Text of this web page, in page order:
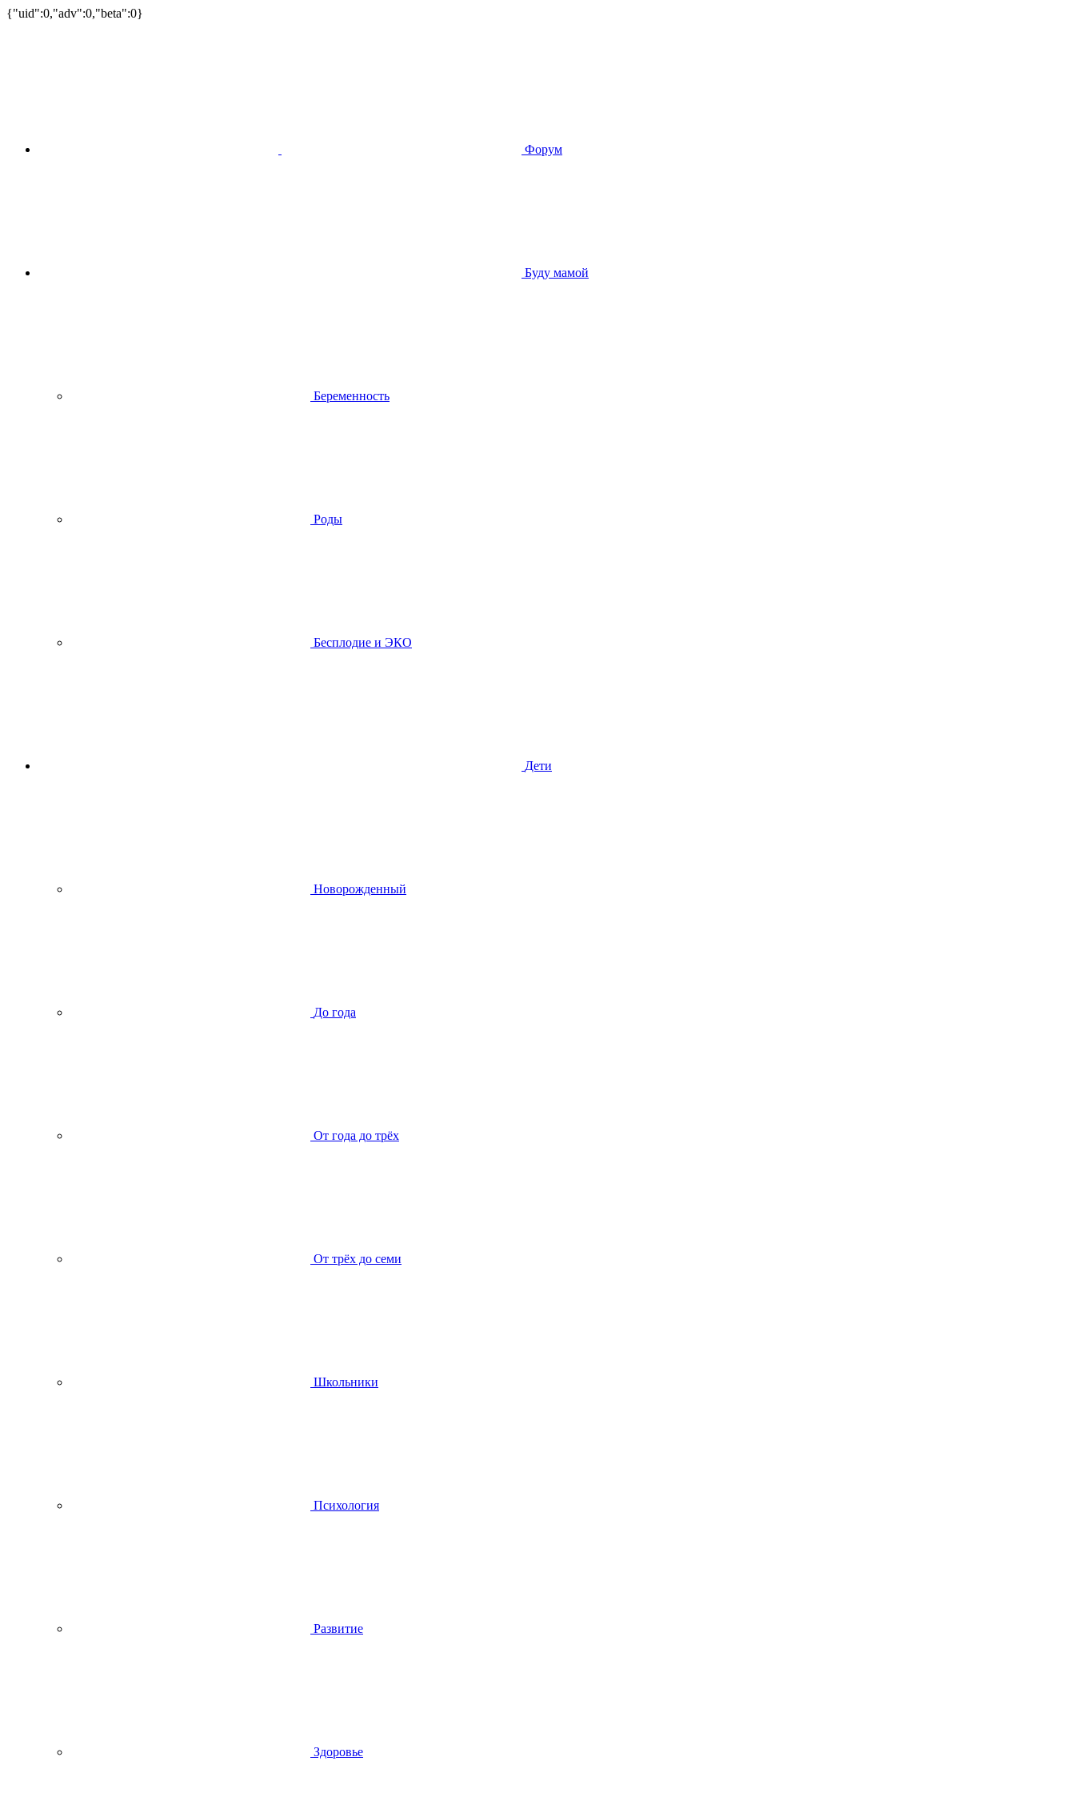
{"uid":0,"adv":0,"beta":0}
Форум
Буду мамой
Беременность
Роды
Бесплодие и ЭКО
Дети
Новорожденный
До года
От года до трёх
От трёх до семи
Школьники
Психология
Развитие
Здоровье